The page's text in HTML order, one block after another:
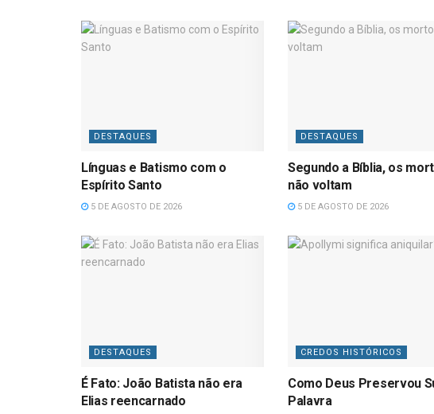
DESTAQUES
Línguas e Batismo com o
Espírito Santo
5 DE AGOSTO DE 2026
DESTAQUES
Segundo a Bíblia, os
não voltam
5 DE AGOSTO DE 2026
DESTAQUES
É Fato: João Batista não era
Elias reencarnado
CREDOS HISTÓRICOS
Como Deus Preservou
Palavra